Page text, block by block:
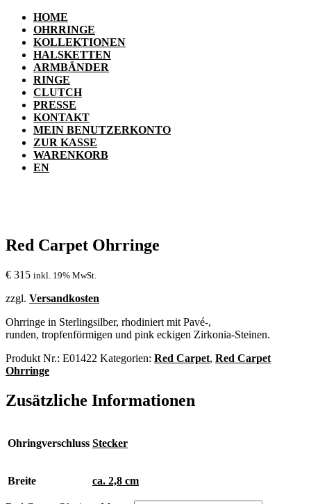
HOME
OHRRINGE
KOLLEKTIONEN
HALSKETTEN
ARMBÄNDER
RINGE
CLUTCH
PRESSE
KONTAKT
MEIN BENUTZERKONTO
ZUR KASSE
WARENKORB
EN
Red Carpet Ohrringe
€ 315 inkl. 19% MwSt.
zzgl. Versandkosten
Ohrringe in Sterlingsilber, rhodiniert mit Pavé-,
runden, tropfenförmigen und pink eckigen Zirkonia-Steinen.
Produkt Nr.: E01422 Kategorien: Red Carpet, Red Carpet
Ohrringe
Zusätzliche Informationen
Ohringverschluss Stecker
Breite ca. 2,8 cm